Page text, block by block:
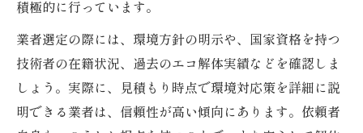
積極的に行っています。
業者選定の際には、環境方針の明示や、国家資格を持つ
技術者の在籍状況、過去のエコ解体実績などを確認しま
しょう。実際に、見積もり時点で環境対応策を詳細に説
明できる業者は、信頼性が高い傾向にあります。依頼者